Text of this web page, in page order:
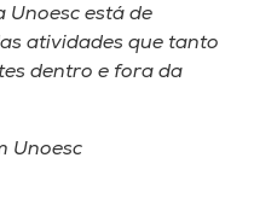
Unoesc está de
atividades que tanto
dentro e fora da
Unoesc